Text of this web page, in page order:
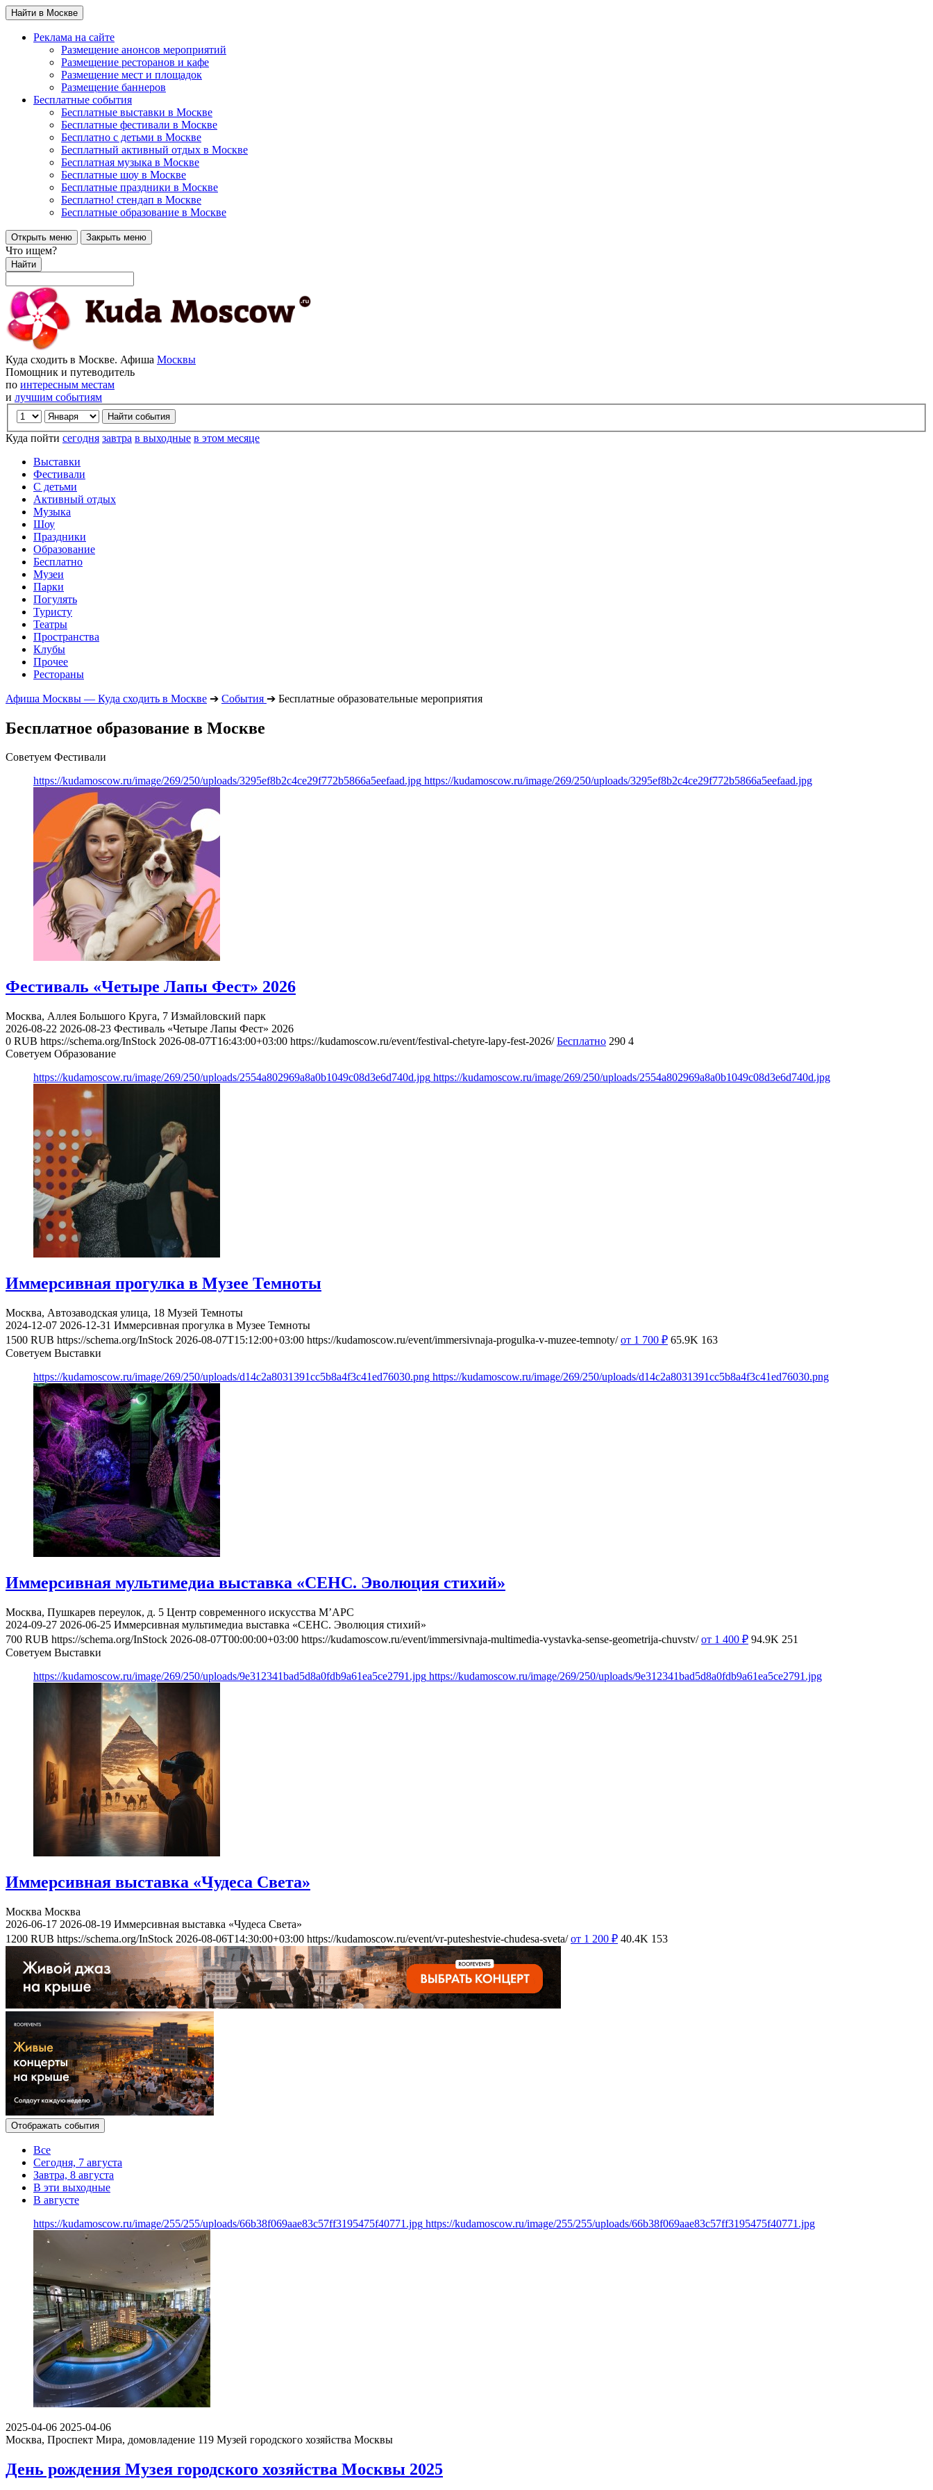
Найти в Москве
Реклама на сайте
Размещение анонсов мероприятий
Размещение ресторанов и кафе
Размещение мест и площадок
Размещение баннеров
Бесплатные события
Бесплатные выставки в Москве
Бесплатные фестивали в Москве
Бесплатно с детьми в Москве
Бесплатный активный отдых в Москве
Бесплатная музыка в Москве
Бесплатные шоу в Москве
Бесплатные праздники в Москве
Бесплатно! стендап в Москве
Бесплатные образование в Москве
Открыть меню Закрыть меню
Что ищем?
Найти
Куда сходить в Москве. Афиша Москвы
Помощник и путеводитель
по интересным местам
и лучшим событиям
Куда пойти сегодня завтра в выходные в этом месяце
Выставки
Фестивали
С детьми
Активный отдых
Музыка
Шоу
Праздники
Образование
Бесплатно
Музеи
Парки
Погулять
Туристу
Театры
Пространства
Клубы
Прочее
Рестораны
Афиша Москвы — Куда сходить в Москве ➔ События ➔ Бесплатные образовательные мероприятия
Бесплатное образование в Москве
Советуем Фестивали
https://kudamoscow.ru/image/269/250/uploads/3295ef8b2c4ce29f772b5866a5eefaad.jpg https://kudamoscow.ru/image/269/250/uploads/3295ef8b2c4ce29f772b5866a5eefaad.jpg
Фестиваль «Четыре Лапы Фест» 2026
Москва, Аллея Большого Круга, 7 Измайловский парк
2026-08-22 2026-08-23 Фестиваль «Четыре Лапы Фест» 2026
0 RUB https://schema.org/InStock 2026-08-07T16:43:00+03:00 https://kudamoscow.ru/event/festival-chetyre-lapy-fest-2026/ Бесплатно 290 4
Советуем Образование
https://kudamoscow.ru/image/269/250/uploads/2554a802969a8a0b1049c08d3e6d740d.jpg https://kudamoscow.ru/image/269/250/uploads/2554a802969a8a0b1049c08d3e6d740d.jpg
Иммерсивная прогулка в Музее Темноты
Москва, Автозаводская улица, 18 Музей Темноты
2024-12-07 2026-12-31 Иммерсивная прогулка в Музее Темноты
1500 RUB https://schema.org/InStock 2026-08-07T15:12:00+03:00 https://kudamoscow.ru/event/immersivnaja-progulka-v-muzee-temnoty/ от 1 700 ₽ 65.9K 163
Советуем Выставки
https://kudamoscow.ru/image/269/250/uploads/d14c2a8031391cc5b8a4f3c41ed76030.png https://kudamoscow.ru/image/269/250/uploads/d14c2a8031391cc5b8a4f3c41ed76030.png
Иммерсивная мультимедиа выставка «СЕНС. Эволюция стихий»
Москва, Пушкарев переулок, д. 5 Центр современного искусства М’АРС
2024-09-27 2026-06-25 Иммерсивная мультимедиа выставка «СЕНС. Эволюция стихий»
700 RUB https://schema.org/InStock 2026-08-07T00:00:00+03:00 https://kudamoscow.ru/event/immersivnaja-multimedia-vystavka-sense-geometrija-chuvstv/ от 1 400 ₽ 94.9K 251
Советуем Выставки
https://kudamoscow.ru/image/269/250/uploads/9e312341bad5d8a0fdb9a61ea5ce2791.jpg https://kudamoscow.ru/image/269/250/uploads/9e312341bad5d8a0fdb9a61ea5ce2791.jpg
Иммерсивная выставка «Чудеса Света»
Москва Москва
2026-06-17 2026-08-19 Иммерсивная выставка «Чудеса Света»
1200 RUB https://schema.org/InStock 2026-08-06T14:30:00+03:00 https://kudamoscow.ru/event/vr-puteshestvie-chudesa-sveta/ от 1 200 ₽ 40.4K 153
Отображать события
Все
Сегодня, 7 августа
Завтра, 8 августа
В эти выходные
В августе
https://kudamoscow.ru/image/255/255/uploads/66b38f069aae83c57ff3195475f40771.jpg https://kudamoscow.ru/image/255/255/uploads/66b38f069aae83c57ff3195475f40771.jpg
2025-04-06 2025-04-06
Москва, Проспект Мира, домовладение 119 Музей городского хозяйства Москвы
День рождения Музея городского хозяйства Москвы 2025